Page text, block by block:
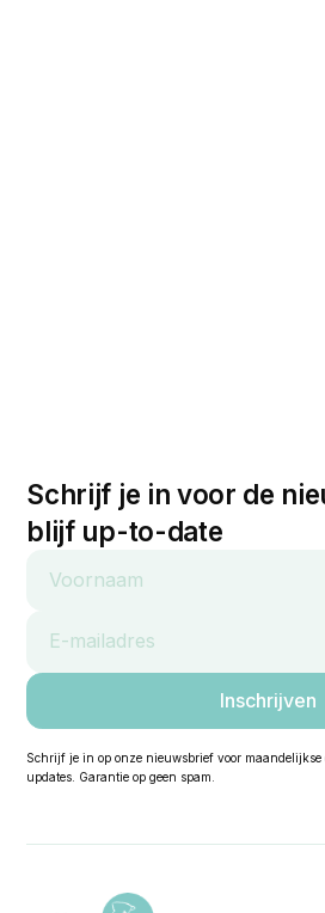
Schrijf je in voor de
blijf up-to-date
Schrijf je in op onze nieuwsbrief voor maandelijkse
updates. Garantie op geen spam.